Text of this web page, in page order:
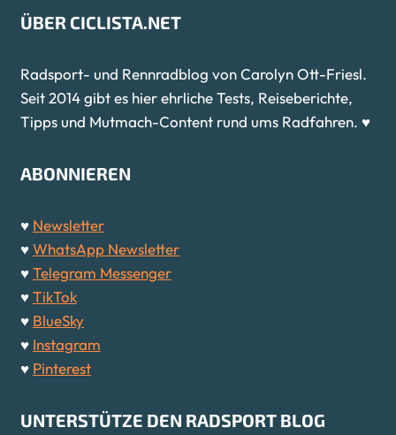
ÜBER CICLISTA.NET
Radsport- und Rennradblog von Carolyn Ott-Friesl.
Seit 2014 gibt es hier ehrliche Tests, Reiseberichte,
Tipps und Mutmach-Content rund ums Radfahren. ♥
ABONNIEREN
♥ Newsletter
♥WhatsApp Newsletter
♥Telegram Messenger
♥TikTok
♥ BlueSky
♥ Instagram
♥ Pinterest
UNTERSTÜTZE DEN RADSPORT BLOG